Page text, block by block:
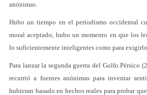
anónimas.
Hubo un tiempo en el periodismo occidental
moral aceptado; hubo un momento en que los
lo suficientemente inteligentes como para
Para lanzar la segunda guerra del Golfo Pérsico
recurrió a fuentes anónimas para inventar
hubieran basado en hechos reales para probar